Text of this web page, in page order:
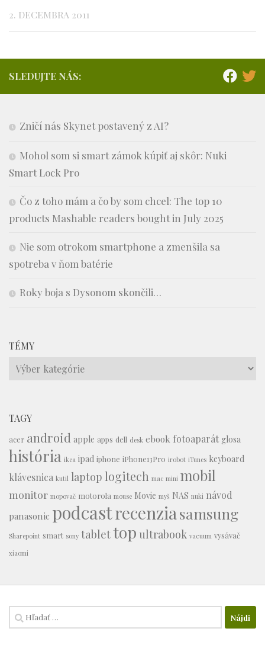
2. DECEMBRA 2011
SLEDUJTE NÁS:
Zničí nás Skynet postavený z AI?
Mohol som si smart zámok kúpiť aj skôr: Nuki
Smart Lock Pro
Čo z toho mám a čo by som chcel: The top 10
products Mashable readers bought in July 2025
Nie som otrokom smartphone a zmenšila sa
spotreba v ňom batérie
Roky boja s Dysonom skončili…
TÉMY
Témy
TAGY
acer android apple apps dell desk ebook fotoaparát glosa
história ikea ipad iphone iPhone13Pro irobot iTunes keyboard
klávesnica kutil laptop logitech mac mini mobil
monitor mopovač motorola mouse Movie myš NAS nuki návod
panasonic podcastrecenziasamsung
Sharepoint smart sony tablettop ultrabook vacuum vysávač
xiaomi
Hľadať: